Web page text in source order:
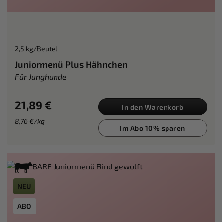
2,5 kg/Beutel
Juniormenü Plus Hähnchen
Für Junghunde
21,89 €
8,76 €/kg
In den Warenkorb
Im Abo 10% sparen
ABO
NEU